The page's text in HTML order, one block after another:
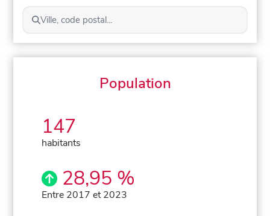
Ville, code postal...
Population
147
habitants
28,95 %
Entre 2017 et 2023